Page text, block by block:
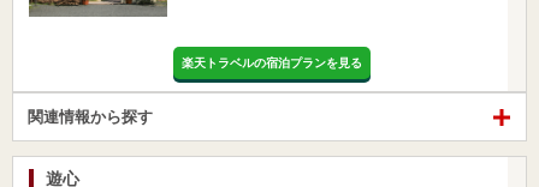
楽天トラベルの宿泊プランを見る
関連情報から探す
遊心